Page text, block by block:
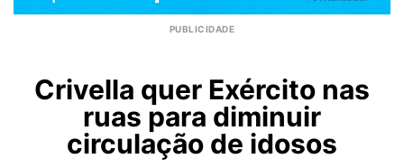
Crivella quer Exército nas
ruas para diminuir
circulação de idosos